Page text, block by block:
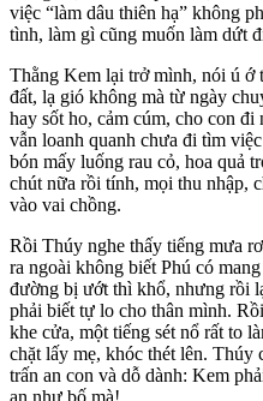
việc “làm dâu thiên hạ” không
tình, làm gì cũng muốn làm dứt
Thằng Kem lại trở mình, nói ú ớ
đất, lạ gió không mà từ ngày
hay sốt ho, cảm cúm, cho con
vẫn loanh quanh chưa đi tìm
bón mấy luống rau cỏ, hoa quả
chút nữa rồi tính, mọi thu nhập,
vào vai chồng.
Rồi Thúy nghe thấy tiếng mưa
ra ngoài không biết Phú có
đường bị ướt thì khổ, nhưng rồi
phải biết tự lo cho thân mình.
khe cửa, một tiếng sét nổ rất to
chặt lấy mẹ, khóc thét lên. Thúy
trấn an con và dỗ dành: Kem
an như bố mà!